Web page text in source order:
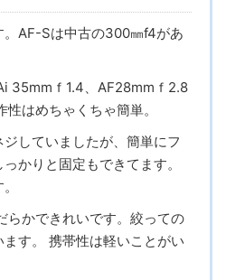
。AF-Sは中古の300㎜f4があ
35mmｆ1.4、AF28mmｆ2.8
はめちゃくちゃ簡単。
していましたが、簡単にフ
かりと固定もできてます。
らかできれいです。絞っての
す。 携帯性は軽いことがい